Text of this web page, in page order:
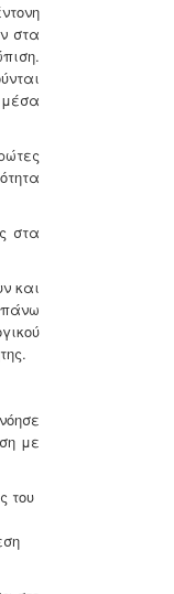
στα
μέσα
στα
και
με
του